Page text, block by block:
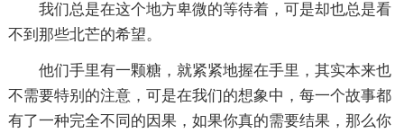
我们总是在这个地方卑微的等待着，可是却也总是看
不到那些北芒的希望。
他们手里有一颗糖，就紧紧地握在手里，其实本来也
不需要特别的注意，可是在我们的想象中，每一个故事都
有了一种完全不同的因果，如果你真的需要结果，那么你